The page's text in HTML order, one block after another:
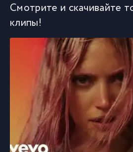
Смотрите и скачивайте
клипы!